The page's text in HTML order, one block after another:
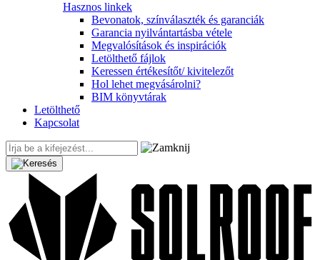
Hasznos linkek
Bevonatok, színválaszték és garanciák
Garancia nyilvántartásba vétele
Megvalósítások és inspirációk
Letölthető fájlok
Keressen értékesítőt/ kivitelezőt
Hol lehet megvásárolni?
BIM könyvtárak
Letölthető
Kapcsolat